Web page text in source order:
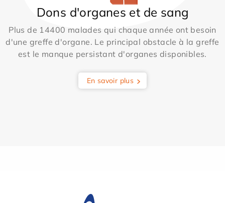
Dons d'organes et de sang
Plus de 14400 malades qui chaque année ont besoin
d'une greffe d'organe. Le principal obstacle à la greffe
est le manque persistant d'organes disponibles.
En savoir plus